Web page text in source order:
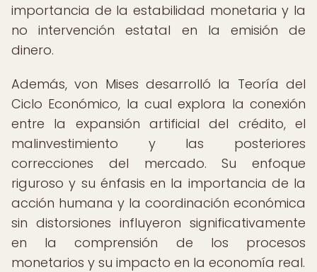
importancia de la estabilidad monetaria y la
no intervención estatal en la emisión de
dinero.
Además, von Mises desarrolló la Teoría del
Ciclo Económico, la cual explora la conexión
entre la expansión artificial del crédito, el
malinvestimiento y las posteriores
correcciones del mercado. Su enfoque
riguroso y su énfasis en la importancia de la
acción humana y la coordinación económica
sin distorsiones influyeron significativamente
en la comprensión de los procesos
monetarios y su impacto en la economía real.